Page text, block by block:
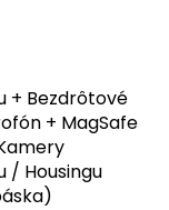
+ Bezdrôtové
+ MagSafe
/ Housingu